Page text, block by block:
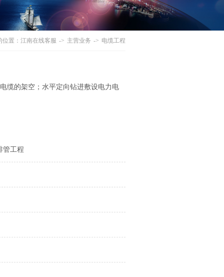
置： 江南在线客服 -> 主营业务 -> 电缆工程
缆的架空；水平定向钻进敷设电力电
管工程